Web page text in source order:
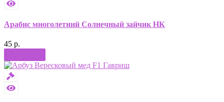
Арабис многолетний Солнечный зайчик НК
45 р.